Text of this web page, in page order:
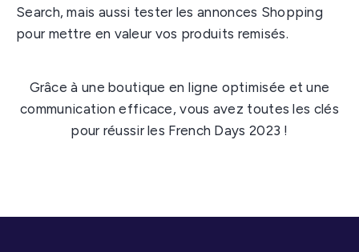
Search, mais aussi tester les annonces Shopping
pour mettre en valeur vos produits remisés.
Grâce à une boutique en ligne optimisée et une
communication efficace, vous avez toutes les clés
pour réussir les French Days 2023 !